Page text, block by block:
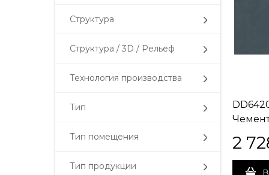
Структура
Структура / 3D / Рельеф
Технология производства
Тип
Тип помещения
Тип продукции
2